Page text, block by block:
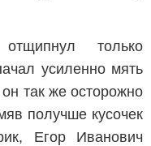
только
усиленно мять
так же осторожно
получше кусочек
Егор Иванович